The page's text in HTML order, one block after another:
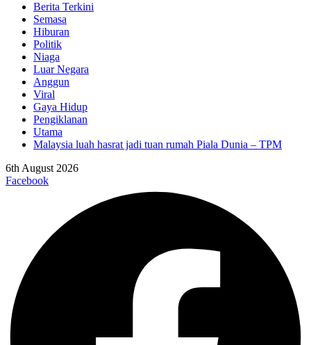
Berita Terkini
Semasa
Hiburan
Politik
Niaga
Luar Negara
Anggun
Viral
Gaya Hidup
Pengiklanan
Utama
Malaysia luah hasrat jadi tuan rumah Piala Dunia – TPM
6th August 2026
Facebook